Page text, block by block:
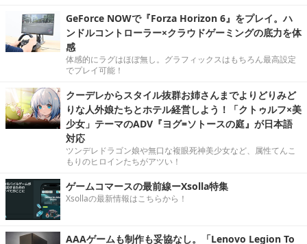
GeForce NOWで『Forza Horizon 6』をプレイ。ハ
ンドルコントローラー×クラウドゲーミングの底力を体
感
体感的にラグはほぼ無し。グラフィックスはもちろん最高設定
でプレイ可能！
クーデレからスタイル抜群お姉さんまでよりどりみど
りな人外娘たちとホテル経営しよう！「クトゥルフ×美
少女」テーマのADV『ヨグ=ソトースの庭』が日本語
対応
ツンデレドラゴン娘や無口な複眼死神美少女など、属性てんこ
もりのヒロインたちがアツい！
ゲームコマースの最前線ーXsolla特集
Xsollaの最新情報はこちらから！
AAAゲームも制作も妥協なし。「Lenovo Legion To